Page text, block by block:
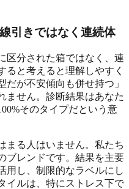
引きではなく連続体
区分された箱ではなく、連
ると考えると理解しやすく
が不安傾向も併せ持つ」
ません。診断結果はあなた
そのタイプだという意
まる人はいません。私たち
ブレンドです。結果を主要
用し、制限的なラベルにし
イルは、特にストレス下で